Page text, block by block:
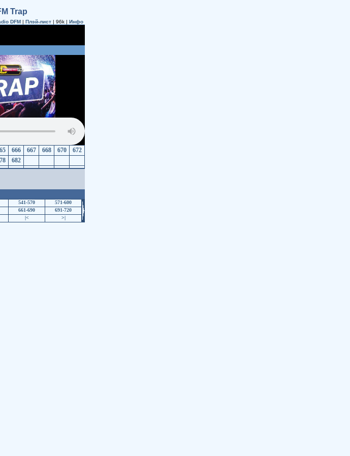
Trap
DFM | Плэй-лист | 96k | Инфо
666 667 668 670
672
682
541-570
571-600
661-690
691-720
|< >|